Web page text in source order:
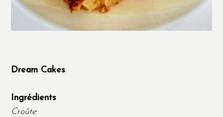
Dream Cakes
Ingrédients
Croûte